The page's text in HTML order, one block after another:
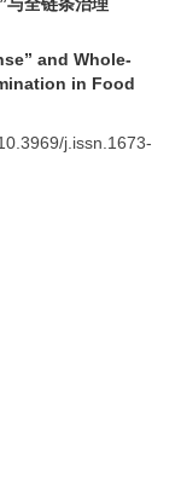
与全链条治理
and Whole-
in Food
j.issn.1673-